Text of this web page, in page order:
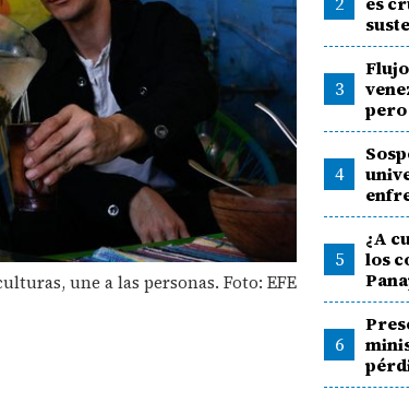
une a las personas. Foto: EFE
3
pero
4
5
¿A
los
6